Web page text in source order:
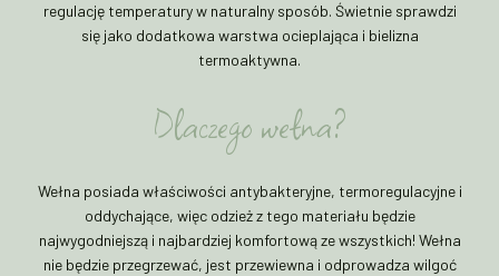
regulację temperatury w naturalny sposób. Świetnie sprawdzi
się jako dodatkowa warstwa ocieplająca i bielizna
termoaktywna.
Dlaczego wełna?
Wełna posiada właściwości antybakteryjne, termoregulacyjne i
oddychające, więc odzież z tego materiału będzie
najwygodniejszą i najbardziej komfortową ze wszystkich! Wełna
nie będzie przegrzewać, jest przewiewna i odprowadza wilgoć